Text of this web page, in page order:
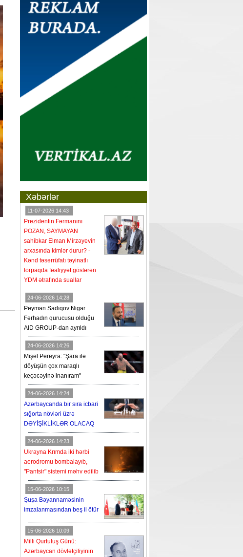
Xəbərlər
11-07-2026 14:43
Prezidentin Fərmanını
POZAN, SAYMAYAN
sahibkar Elman Mirzəyevin
arxasında kimlər durur? -
Kənd təsərrüfatı təyinatlı
torpaqda fəaliyyət göstərən
YDM ətrafında suallar
24-06-2026 14:28
Peyman Sadıqov Nigar
Fərhadın qurucusu olduğu
AID GROUP-dan ayrıldı
24-06-2026 14:26
Mişel Pereyra: "Şara ilə
döyüşün çox maraqlı
keçəcəyinə inanıram"
24-06-2026 14:24
Azərbaycanda bir sıra icbari
sığorta növləri üzrə
DƏYİŞİKLİKLƏR OLACAQ
24-06-2026 14:23
Ukrayna Krımda iki hərbi
aerodromu bombalayıb,
"Pantsir" sistemi məhv edilib
15-06-2026 10:15
Şuşa Bəyannaməsinin
imzalanmasından beş il ötür
15-06-2026 10:09
Milli Qurtuluş Günü:
Azərbaycan dövlətçiliyinin